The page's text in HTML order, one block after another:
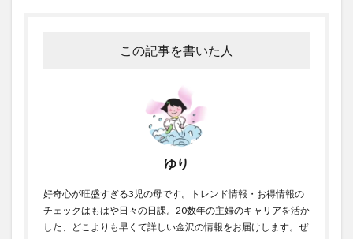
この記事を書いた人
ゆり
好奇心が旺盛すぎる3児の母です。トレンド情報・お得情報の
チェックはもはや日々の日課。20数年の主婦のキャリアを活か
した、どこよりも早くて詳しい金沢の情報をお届けします。ぜ